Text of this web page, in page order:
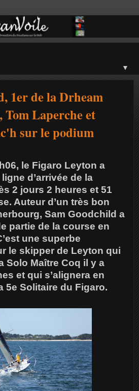
▼
1er de la Drheam
Tom Laperche et
sur le podium
le Figaro Leyton a
d’arrivée de la
2 jours 2 heures et 51
Auteur d’un très bon
Sam Goodchild a
partie de la course en
une superbe
le skipper de Leyton qui
Solo Maître Coq il y a
et qui s’alignera en
5e Solitaire du Figaro.